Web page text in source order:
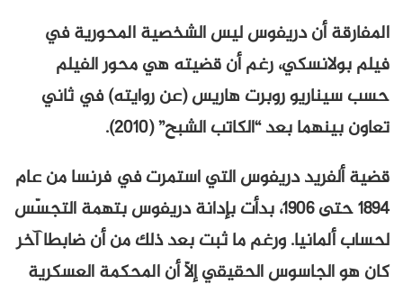
المفارقة أن دريفوس ليس الشخصية المحورية في
فيلم بولانسكي، رغم أن قضيته هي محور الفيلم
حسب سيناريو روبرت هاريس (عن روايته) في ثاني
تعاون بينهما بعد “الكاتب الشبح” (2010).
قضية ألفريد دريفوس التي استمرت في فرنسا من عام
1894 حتى 1906، بدأت بإدانة دريفوس بتهمة التجسّس
لحساب ألمانيا. ورغم ما ثبت بعد ذلك من أن ضابطا آخر
كان هو الجاسوس الحقيقي إلاّ أن المحكمة العسكرية